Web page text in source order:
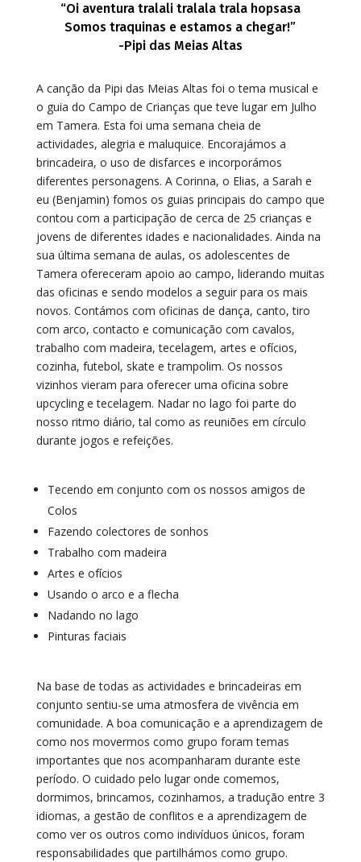
“Oi aventura tralali tralala trala hopsasa
Somos traquinas e estamos a chegar!”
-Pipi das Meias Altas
A canção da Pipi das Meias Altas foi o tema musical e
o guia do Campo de Crianças que teve lugar em Julho
em Tamera. Esta foi uma semana cheia de
actividades, alegria e maluquice. Encorajámos a
brincadeira, o uso de disfarces e incorporámos
diferentes personagens. A Corinna, o Elias, a Sarah e
eu (Benjamin) fomos os guias principais do campo que
contou com a participação de cerca de 25 crianças e
jovens de diferentes idades e nacionalidades. Ainda na
sua última semana de aulas, os adolescentes de
Tamera ofereceram apoio ao campo, liderando muitas
das oficinas e sendo modelos a seguir para os mais
novos. Contámos com oficinas de dança, canto, tiro
com arco, contacto e comunicação com cavalos,
trabalho com madeira, tecelagem, artes e ofícios,
cozinha, futebol, skate e trampolim. Os nossos
vizinhos vieram para oferecer uma oficina sobre
upcycling e tecelagem. Nadar no lago foi parte do
nosso ritmo diário, tal como as reuniões em círculo
durante jogos e refeições.
Tecendo em conjunto com os nossos amigos de
Colos
Fazendo colectores de sonhos
Trabalho com madeira
Artes e ofícios
Usando o arco e a flecha
Nadando no lago
Pinturas faciais
Na base de todas as actividades e brincadeiras em
conjunto sentiu-se uma atmosfera de vivência em
comunidade. A boa comunicação e a aprendizagem de
como nos movermos como grupo foram temas
importantes que nos acompanharam durante este
período. O cuidado pelo lugar onde comemos,
dormimos, brincamos, cozinhamos, a tradução entre 3
idiomas, a gestão de conflitos e a aprendizagem de
como ver os outros como indivíduos únicos, foram
responsabilidades que partilhámos como grupo.